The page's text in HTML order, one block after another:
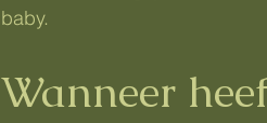
baby.
Wanneer